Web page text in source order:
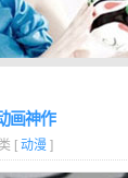
画神作
[ 动漫 ]